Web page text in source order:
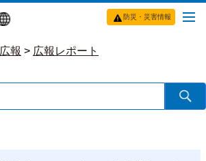
防災・災害情報
広報 > 広報レポート